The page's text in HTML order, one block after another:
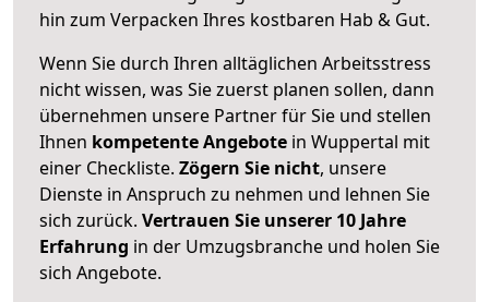
hin zum Verpacken Ihres kostbaren Hab & Gut.
Wenn Sie durch Ihren alltäglichen Arbeitsstress
nicht wissen, was Sie zuerst planen sollen, dann
übernehmen unsere Partner für Sie und stellen
Ihnen kompetente Angebote in Wuppertal mit
einer Checkliste. Zögern Sie nicht, unsere
Dienste in Anspruch zu nehmen und lehnen Sie
sich zurück. Vertrauen Sie unserer 10 Jahre
Erfahrung in der Umzugsbranche und holen Sie
sich Angebote.